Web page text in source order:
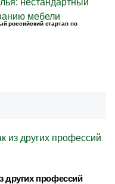
российский стартап по
других профессий